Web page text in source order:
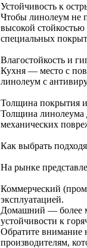
Устойчивость к
Чтобы линолеум не
высокой
специальных
Влагостойкость и
Кухня — место с
линолеум с
Толщина покрытия
Толщина линолеума
механических
Как выбрать
На рынке
Коммерческий
эксплуатацией.
Домашний — более
устойчивости к
Обратите внимание
производителям,